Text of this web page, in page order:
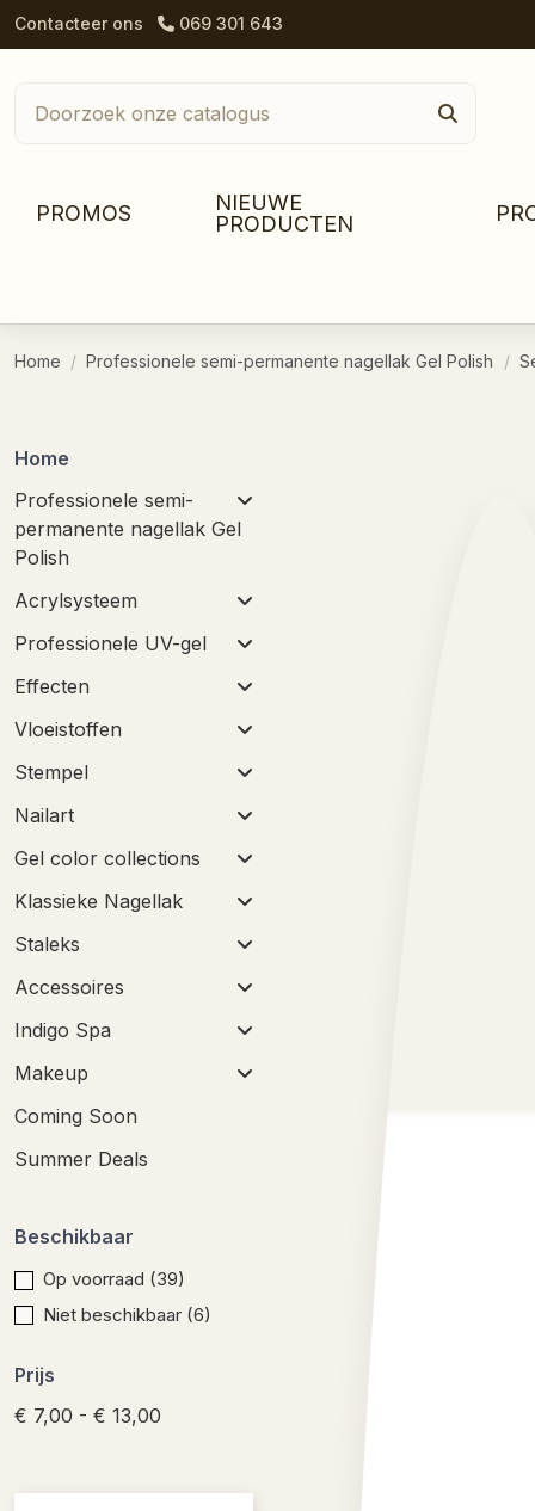
Contacteer ons 069 301 643
PROMOS
NIEUWE
PRODUCTEN
Home Professionele semi-permanente nagellak Gel Polish
Home
Professionele semi-
permanente nagellak Gel
Polish
Acrylsysteem
Professionele UV-gel
Effecten
Vloeistoffen
Stempel
Nailart
Gel color collections
Klassieke Nagellak
Staleks
Accessoires
Indigo Spa
Makeup
Coming Soon
Summer Deals
Beschikbaar
Op voorraad (39)
Niet beschikbaar (6)
Prijs
€ 7,00 - € 13,00